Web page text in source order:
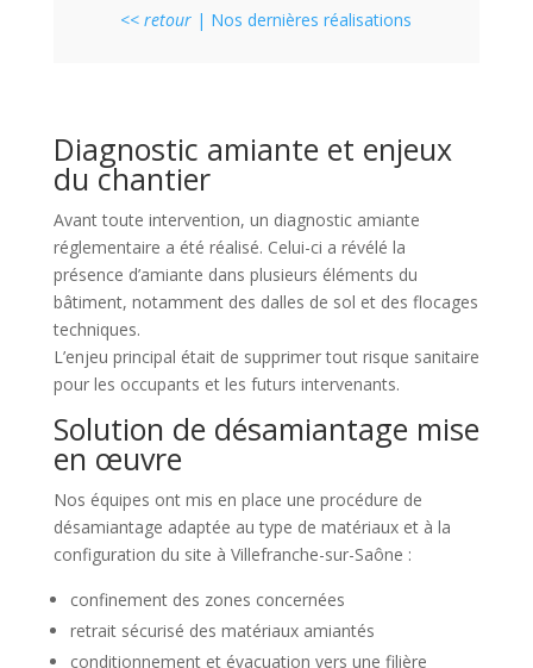
<< retour | Nos dernières réalisations
Diagnostic amiante et enjeux
du chantier
Avant toute intervention, un diagnostic amiante
réglementaire a été réalisé. Celui-ci a révélé la
présence d’amiante dans plusieurs éléments du
bâtiment, notamment des dalles de sol et des flocages
techniques.
L’enjeu principal était de supprimer tout risque sanitaire
pour les occupants et les futurs intervenants.
Solution de désamiantage mise
en œuvre
Nos équipes ont mis en place une procédure de
désamiantage adaptée au type de matériaux et à la
configuration du site à Villefranche-sur-Saône :
confinement des zones concernées
retrait sécurisé des matériaux amiantés
conditionnement et évacuation vers une filière